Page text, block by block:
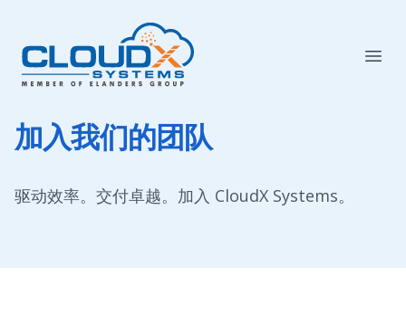
加入我们的团队
驱动效率。交付卓越。加入 CloudX Systems。